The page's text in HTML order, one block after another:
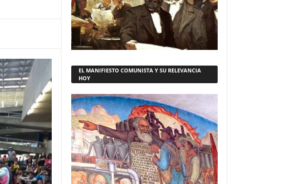
EL MANIFIESTO COMUNISTA Y SU RELEVANCIA
HOY